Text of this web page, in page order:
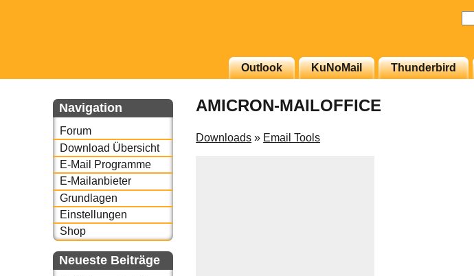
Outlook KuNoMail Thunderbird
Navigation
Forum
Download Übersicht
E-Mail Programme
E-Mailanbieter
Grundlagen
Einstellungen
Shop
Neueste Beiträge
AMICRON-MAILOFFICE
Downloads » Email Tools
oder auch